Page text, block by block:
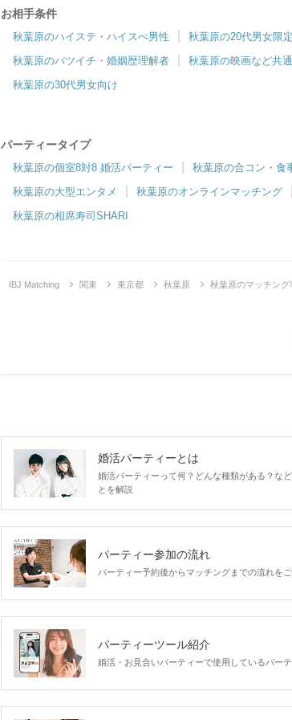
お相手条件
秋葉原のハイステ・ハイスぺ男性 秋葉原の20代男女限定
秋葉原のバツイチ・婚姻歴理解者
秋葉原の映画など共
秋葉原の30代男女向け
パーティータイプ
秋葉原の個室8対8 婚活パーティー 秋葉原の合コン・食
秋葉原の大型エンタメ
秋葉原のオンラインマッチング
秋葉原の相席寿司SHARI
IBJ Matching 関東 東京都 秋葉原 秋葉原のマッチン
婚活パーティーとは
婚活パーティーって何？どんな種類がある？な
とを解説
パーティー参加の流れ
パーティー予約後からマッチングまでの流れを
パーティーツール紹介
婚活・お見合いパーティーで使用しているパー